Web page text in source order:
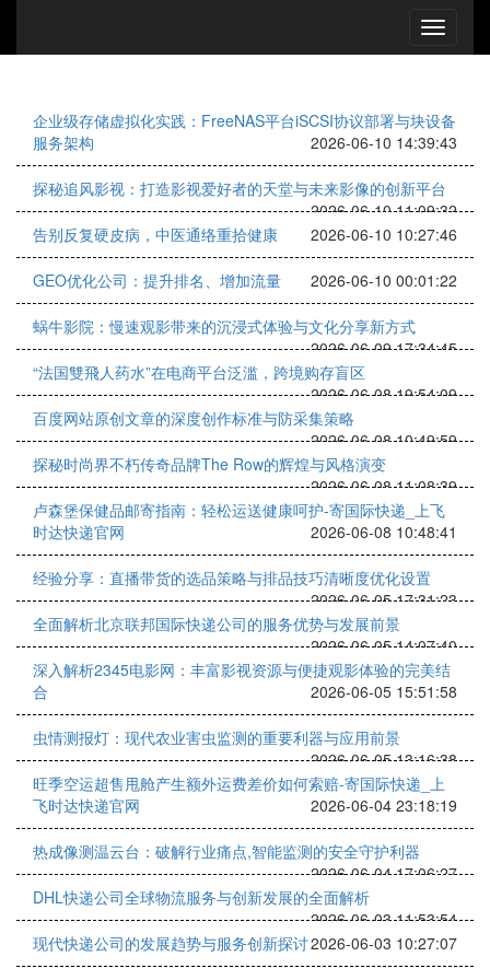
企业级存储虚拟化实践：FreeNAS平台iSCSI协议部署与块设备
服务架构
2026-06-10 14:39:43
探秘追风影视：打造影视爱好者的天堂与未来影像的创新平台
2026-06-10 11:09:32
告别反复硬皮病，中医通络重拾健康
2026-06-10 10:27:46
GEO优化公司：提升排名、增加流量 2026-06-10 00:01:22
蜗牛影院：慢速观影带来的沉浸式体验与文化分享新方式
2026-06-09 17:34:45
“法国雙飛人药水”在电商平台泛滥，跨境购存盲区
2026-06-08 19:54:09
百度网站原创文章的深度创作标准与防采集策略
2026-06-08 10:49:59
探秘时尚界不朽传奇品牌The Row的辉煌与风格演变
2026-06-08 11:08:39
卢森堡保健品邮寄指南：轻松运送健康呵护-寄国际快递_上飞
时达快递官网
2026-06-08 10:48:41
经验分享：直播带货的选品策略与排品技巧清晰度优化设置
2026-06-05 17:31:23
全面解析北京联邦国际快递公司的服务优势与发展前景
2026-06-05 14:07:40
深入解析2345电影网：丰富影视资源与便捷观影体验的完美结
合
2026-06-05 15:51:58
虫情测报灯：现代农业害虫监测的重要利器与应用前景
2026-06-05 13:16:38
旺季空运超售甩舱产生额外运费差价如何索赔-寄国际快递_上
飞时达快递官网
2026-06-04 23:18:19
热成像测温云台：破解行业痛点,智能监测的安全守护利器
2026-06-04 17:06:27
DHL快递公司全球物流服务与创新发展的全面解析
2026-06-03 11:53:54
现代快递公司的发展趋势与服务创新探讨2026-06-03 10:27:07